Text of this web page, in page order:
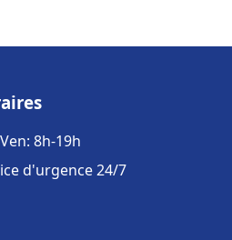
8h-19h
d'urgence 24/7